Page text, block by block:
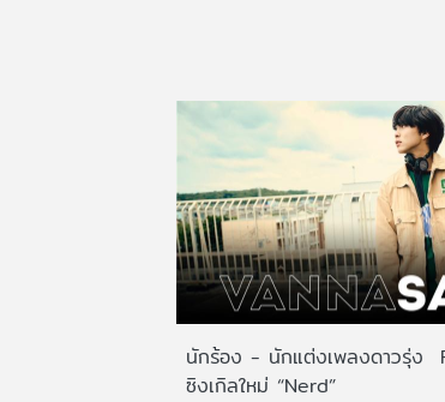
นักร้อง - นักแต่งเพลงดาวรุ่ง
ซิงเกิลใหม่ “Nerd”